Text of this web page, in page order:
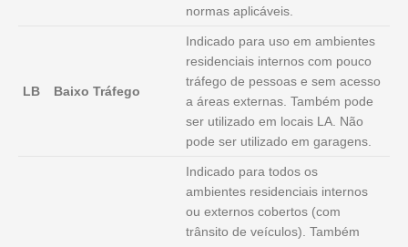
normas aplicáveis.
LB Baixo Tráfego
Indicado para uso em ambientes
residenciais internos com pouco
tráfego de pessoas e sem acesso
a áreas externas. Também pode
ser utilizado em locais LA. Não
pode ser utilizado em garagens.
Indicado para todos os
ambientes residenciais internos
ou externos cobertos (com
trânsito de veículos). Também